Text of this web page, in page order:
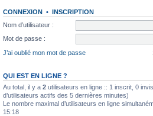
CONNEXION • INSCRIPTION
Nom d’utilisateur :
Mot de passe :
J’ai oublié mon mot de passe
QUI EST EN LIGNE ?
Au total, il y a 2 utilisateurs en ligne :: 1 inscrit, 0
d’utilisateurs actifs des 5 dernières minutes)
Le nombre maximal d’utilisateurs en ligne
15:18